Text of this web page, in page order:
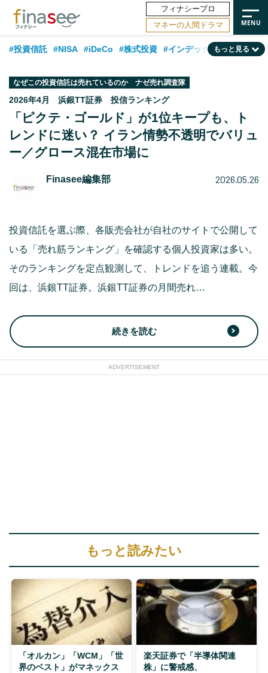
フィナシープロ
マネーの人間ドラマ
#投資信託 #NISA #iDeCo #株式投資 #インデックスファンド
#積立投資 #トレンド #30代 #公的年金
#フィナンシャル・ウェルビーイング #老後 #金融用語解説
#データ・調査 #資産運用業界 #海外事情 #国内株式型 #60代
もっと見る
なぜこの投資信託は売れているのか ナゼ売れ調査隊
2026年4月 浜銀TT証券 投信ランキング
「ピクテ・ゴールド」が1位キープも、ト
レンドに迷い？ イラン情勢不透明でバリュ
ー／グロース混在市場に
Finasee編集部 2026.05.26
投資信託を選ぶ際、各販売会社が自社のサイトで公開して
いる「売れ筋ランキング」を確認する個人投資家は多い。
そのランキングを定点観測して、トレンドを追う連載。今
回は、浜銀TT証券。浜銀TT証券の月間売れ…
続きを読む
ADVERTISEMENT
もっと読みたい
「オルカン」「WCM」「世
界のベスト」がマネックス
楽天証券で「半導体関連
株」に警戒感、